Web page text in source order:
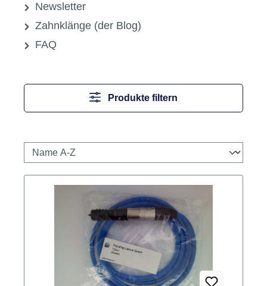
Newsletter
Zahnklänge (der Blog)
FAQ
Produkte filtern